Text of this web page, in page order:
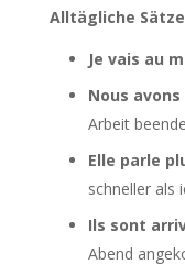
Alltägliche
Je vais au
Nous
Arbeit
Elle parle
schneller als
Ils sont
Abend